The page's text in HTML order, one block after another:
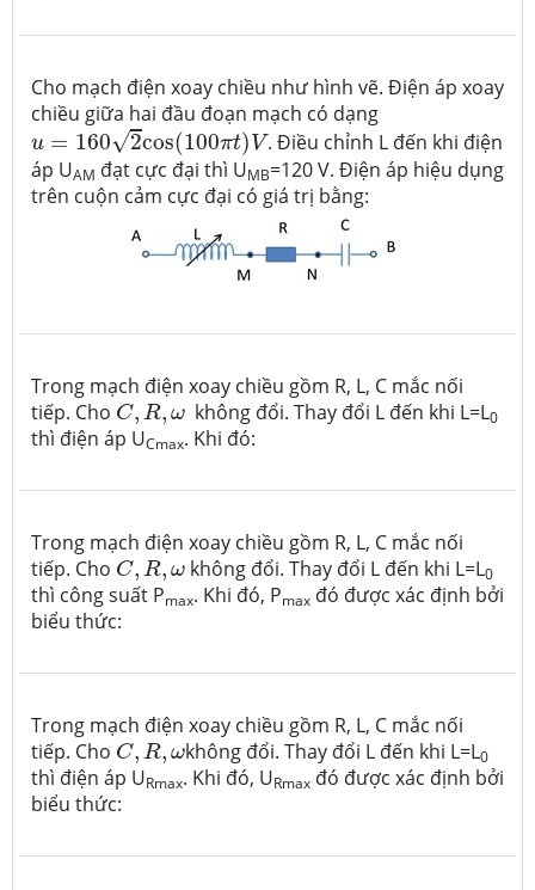
Cho mạch điện xoay chiều như hình vẽ. Điện áp xoay
chiều giữa hai đầu đoạn mạch có dạng
u = 160√2cos(100πt) V
u=1602cos(100πt)V
. Điều chỉnh L đến khi điện
áp UAM đạt cực đại thì UMB=120 V. Điện áp hiệu dụng
trên cuộn cảm cực đại có giá trị bằng:
Trong mạch điện xoay chiều gồm R, L, C mắc nối
tiếp. Cho C, R, ω
C,R,ω không đổi. Thay đổi L đến khi L=L0
thì điện áp UCmax. Khi đó:
Trong mạch điện xoay chiều gồm R, L, C mắc nối
tiếp. Cho C, R, ω
C,R,ω không đổi. Thay đổi L đến khi L=L0
thì công suất Pmax. Khi đó, Pmax đó được xác định bởi
biểu thức:
Trong mạch điện xoay chiều gồm R, L, C mắc nối
tiếp. Cho C, R, ω
C,R,ω không đổi. Thay đổi L đến khi L=L0
thì điện áp URmax. Khi đó, URmax đó được xác định bởi
biểu thức: